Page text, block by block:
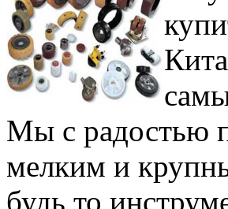
Мы с радостью
мелким и
будь то